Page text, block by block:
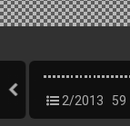
2/2013 59